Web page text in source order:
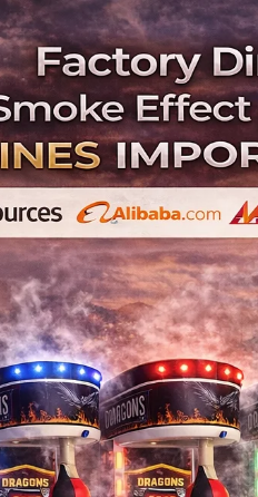
Tipi Masaj Koltukları
Langırt
Ana Sayfa Blog İstanbul